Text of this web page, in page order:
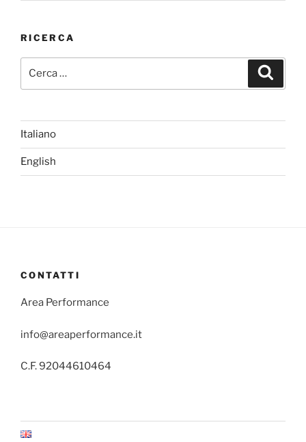
RICERCA
Italiano
English
CONTATTI
Area Performance
info@areaperformance.it
C.F. 92044610464